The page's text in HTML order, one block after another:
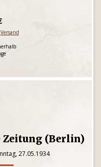
Versand
Zeitung (Berlin)
27.05.1934